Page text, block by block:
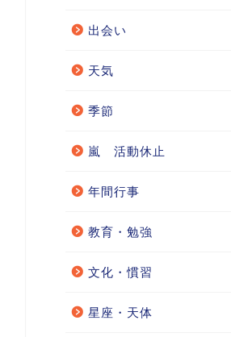
出会い
天気
季節
嵐 活動休止
年間行事
教育・勉強
文化・慣習
星座・天体